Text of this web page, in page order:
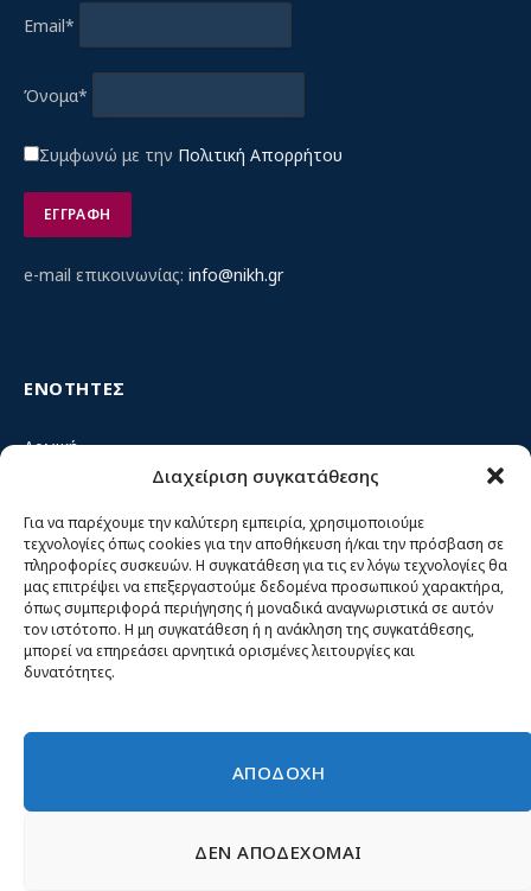
Διαχείριση συγκατάθεσης
Για να παρέχουμε την καλύτερη εμπειρία, χρησιμοποιούμε
τεχνολογίες όπως cookies για την αποθήκευση ή/και την πρόσβαση σε
πληροφορίες συσκευών. Η συγκατάθεση για τις εν λόγω τεχνολογίες θα
μας επιτρέψει να επεξεργαστούμε δεδομένα προσωπικού χαρακτήρα,
όπως συμπεριφορά περιήγησης ή μοναδικά αναγνωριστικά σε αυτόν
τον ιστότοπο. Η μη συγκατάθεση ή η ανάκληση της συγκατάθεσης,
μπορεί να επηρεάσει αρνητικά ορισμένες λειτουργίες και
δυνατότητες.
ΑΠΟΔΟΧΗ
ΔΕΝ ΑΠΟΔΕΧΟΜΑΙ
Email*
Όνομα*
Συμφωνώ με την Πολιτική Απορρήτου
e-mail επικοινωνίας: info@nikh.gr
ΕΝΟΤΗΤΕΣ
Αρχική
Κίνημα ΝΙΚΗ – Ποιοι είμαστε, αρχές & δράση
Θέσεις
Πρόσωπα
Όργανα και ομάδες
Βίντεο
Δελτία Τύπου
© 2026 Νίκη